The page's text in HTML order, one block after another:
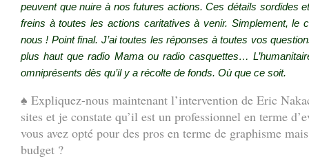
peuvent que nuire à nos futures actions. Ces détails sordides
freins à toutes les actions caritatives à venir. Simplement, le
nous ! Point final. J’ai toutes les réponses à toutes vos
plus haut que radio Mama ou radio casquettes…
omniprésents dès qu’il y a récolte de fonds. Où que ce soit.
♠ Expliquez-nous maintenant l’intervention de Eric
sites et je constate qu’il est un professionnel en terme
vous avez opté pour des pros en terme de graphisme
budget ?